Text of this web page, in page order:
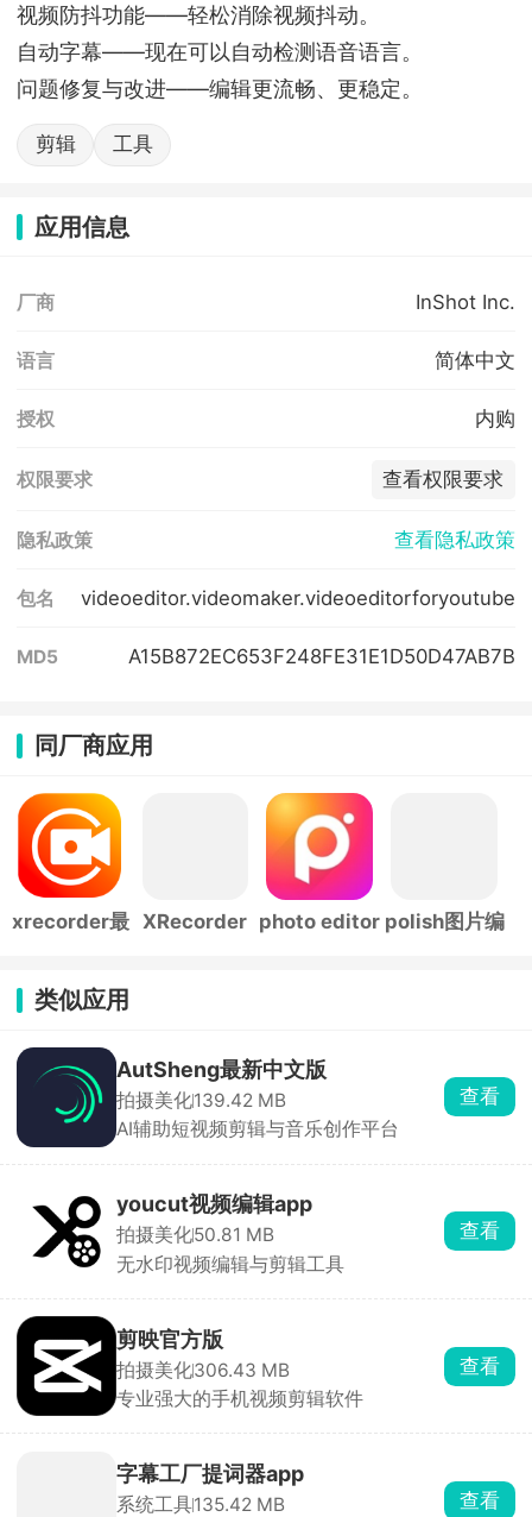
视频防抖功能——轻松消除视频抖动。
自动字幕——现在可以自动检测语音语言。
问题修复与改进——编辑更流畅、更稳定。
剪辑 工具
应用信息
厂商 InShot Inc.
语言 简体中文
授权 内购
权限要求 查看权限要求
隐私政策 查看隐私政策
包名 videoeditor.videomaker.videoeditorforyoutube
MD5 A15B872EC653F248FE31E1D50D47AB7B
同厂商应用
xrecorder最 XRecorder photo editor polish图片编
类似应用
AutSheng最新中文版
拍摄美化139.42 MB
AI辅助短视频剪辑与音乐创作平台
查看
youcut视频编辑app
拍摄美化50.81 MB
无水印视频编辑与剪辑工具
查看
剪映官方版
拍摄美化306.43 MB
专业强大的手机视频剪辑软件
查看
字幕工厂提词器app
系统工具135.42 MB
查看